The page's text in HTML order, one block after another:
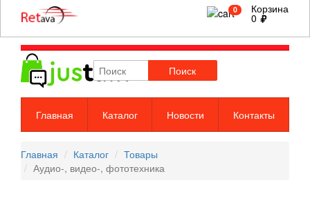
Поиск
Главная Каталог Новости Контакты
Главная Каталог
Товары
Аудио-, видео-, фототехника
0 Корзина
0